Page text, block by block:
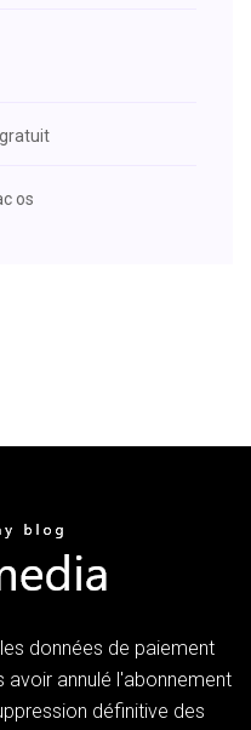
os
données de paiement
avoir annulé l'abonnement
définitive des